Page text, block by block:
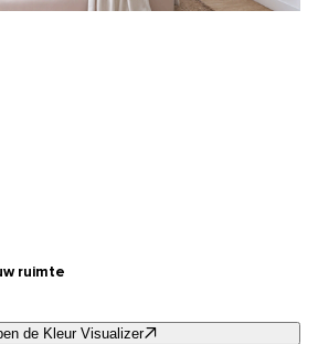
ruimte
de Kleur Visualizer